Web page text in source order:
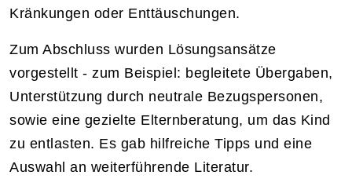
Kränkungen oder Enttäuschungen.
Zum Abschluss wurden Lösungsansätze
vorgestellt - zum Beispiel: begleitete Übergaben,
Unterstützung durch neutrale Bezugspersonen,
sowie eine gezielte Elternberatung, um das Kind
zu entlasten. Es gab hilfreiche Tipps und eine
Auswahl an weiterführende Literatur.